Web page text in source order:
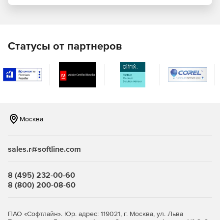
и Enterprise); в форматах PDF и Word (Enterprise).
Создание диаграмм и графиков для XML, баз данных и
XBRL-данных.
из баз (Professional и Enterprise).
HTML-фрагментов.
XSL:FO.
Enterprise).
Статусы от партнеров
Москва
sales.r@softline.com
8 (495) 232-00-60
8 (800) 200-08-60
ПАО «Софтлайн». Юр. адрес: 119021, г. Москва, ул. Льва